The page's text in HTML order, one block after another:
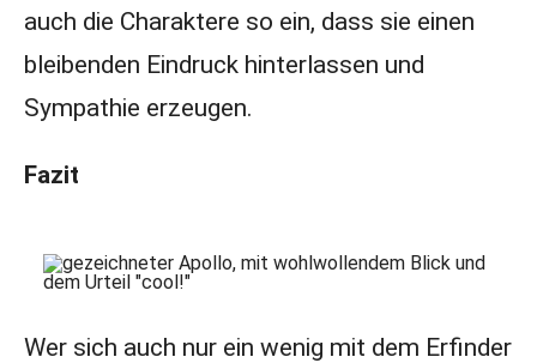
auch die Charaktere so ein, dass sie einen
bleibenden Eindruck hinterlassen und
Sympathie erzeugen.
Fazit
Wer sich auch nur ein wenig mit dem Erfinder